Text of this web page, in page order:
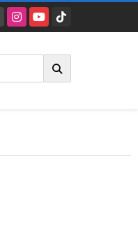
InstagramYouTubeTikTok